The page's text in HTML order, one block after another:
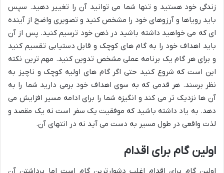
زندگی خود هستید و تنها شما می توانید آن را تغییر دهید. سپس
باید رویاها و آرزوهای خود را مشخص کنید و تصویری واضح از آینده
ای که می خواهید داشته باشید در ذهن خود ترسیم کنید. پس از آن
باید اهداف خود را به گام های کوچک و قابل دستیابی تقسیم کنید
و برای هر گام یک برنامه عملی مشخص تدوین کنید. مهم ترین نکته
این است که شروع کنید حتی اگر گام های اولیه کوچک و ناچیز به
نظر برسند. هر قدمی که به سوی اهداف خود برمی دارید شما را به
آن ها نزدیک تر می کند و انگیزه شما را برای ادامه مسیر افزایش می
دهد. به یاد داشته باشید که موفقیت یک سفر است نه یک مقصد و
لذت واقعی در طول مسیر به دست می آید نه در انتهای آن.
اولین گام برای اقدام